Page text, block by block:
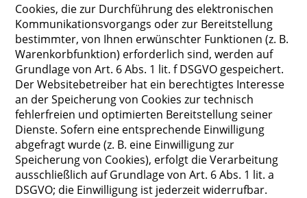
Cookies, die zur Durchführung des elektronischen
Kommunikationsvorgangs oder zur Bereitstellung
bestimmter, von Ihnen erwünschter Funktionen (z. B.
Warenkorbfunktion) erforderlich sind, werden auf
Grundlage von Art. 6 Abs. 1 lit. f DSGVO gespeichert.
Der Websitebetreiber hat ein berechtigtes Interesse
an der Speicherung von Cookies zur technisch
fehlerfreien und optimierten Bereitstellung seiner
Dienste. Sofern eine entsprechende Einwilligung
abgefragt wurde (z. B. eine Einwilligung zur
Speicherung von Cookies), erfolgt die Verarbeitung
ausschließlich auf Grundlage von Art. 6 Abs. 1 lit. a
DSGVO; die Einwilligung ist jederzeit widerrufbar.